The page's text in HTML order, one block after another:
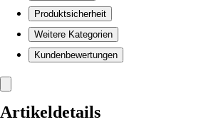
Produktsicherheit
Weitere Kategorien
Kundenbewertungen
Artikeldetails